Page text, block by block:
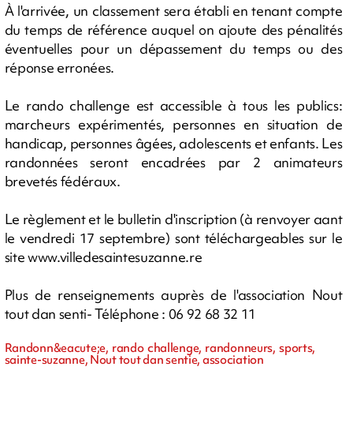
À l'arrivée, un classement sera établi en tenant compte
du temps de référence auquel on ajoute des pénalités
éventuelles pour un dépassement du temps ou des
réponse erronées.
Le rando challenge est accessible à tous les publics:
marcheurs expérimentés, personnes en situation de
handicap, personnes âgées, adolescents et enfants. Les
randonnées seront encadrées par 2 animateurs
brevetés fédéraux.
Le règlement et le bulletin d'inscription (à renvoyer aant
le vendredi 17 septembre) sont téléchargeables sur le
site www.villedesaintesuzanne.re
Plus de renseignements auprès de l'association Nout
tout dan senti- Téléphone : 06 92 68 32 11
Randonn&eacute;e, rando challenge, randonneurs, sports,
sainte-suzanne, Nout tout dan sentie, association